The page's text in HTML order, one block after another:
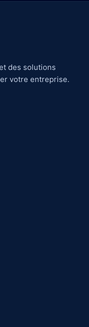
des solutions
votre entreprise.